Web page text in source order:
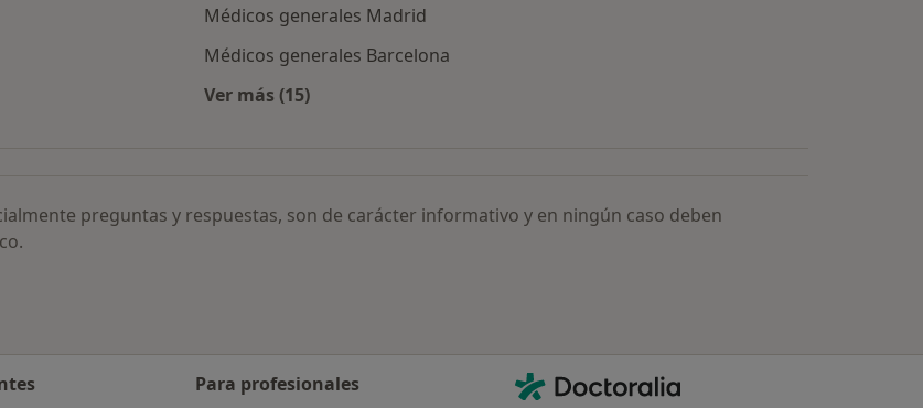
Médicos generales Madrid
Médicos generales Barcelona
Ver más (15)
preguntas y respuestas, son de carácter informativo y en ningún caso deben
Para profesionales
Contacto
Doctoralia - Página de inicio